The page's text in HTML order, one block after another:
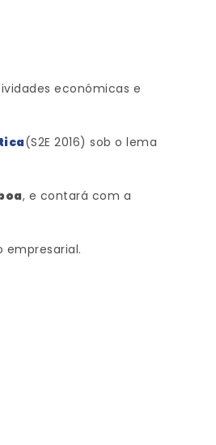
económicas e
(S2E 2016) sob o lema
, e contará com a
empresarial.